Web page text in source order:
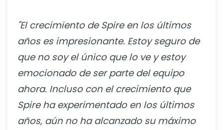
"El crecimiento de Spire en los últimos
años es impresionante. Estoy seguro de
que no soy el único que lo ve y estoy
emocionado de ser parte del equipo
ahora. Incluso con el crecimiento que
Spire ha experimentado en los últimos
años, aún no ha alcanzado su máximo